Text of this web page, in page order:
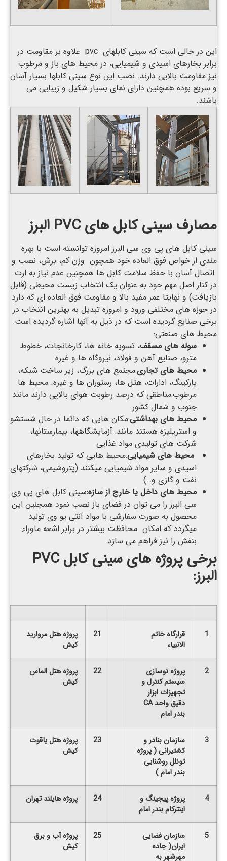
این در حالی است که سینی کابلهای pvc علاوه بر مقاومت در
برابر بخارهای اسیدی و شیمیایی، در محیط های باز و مرطوب
نیز مقاومت بالایی دارند. نصب این نوع سینی کابلها بسیار آسان
و سریع بوده همچنین دارای نمای بسیار شکیل و زیبایی می
باشند.
مصارف سینی کابل های PVC البرز
سینی کابل های پی وی سی البرز امروزه توانسته است با بهره
مندی از خواص فوق العاده خود همچون وزن کم، برش، نصب و
اتصال آسان با حفظ سلامت کابل ها همچنین عدم نیاز به ارت
در کنار اصل مهم خود به عنوان یک انتخاب زیست محیطی (قابل
بازیافت) و نهایتا عمر مفید بالا و مقاومت فوق العاده ای که دارد
در حوزه های مختلفی ورود و امروزه تبدیل به بهترین انتخاب در
برخی صنایع گردیده است که در ذیل به آنها اشاره گردیده است:
محیط های صنعتی:
سوله های مسقف، تسویه خانه ها، کارخانجات، خطوط
مترو، صنایع آهن و فولاد، نیروگاه ها و غیره.
محیط های تجاری:مجتمع های بزرگ، زیر ساخت شبکه،
پارکینگ، ادارات، هتل ها، رستوران ها و غیره. محیط ها
مرطوب:مناطقی که درصد رطوبت هوای بالایی دارند مانند
جنوب و شمال کشور
محیط های بهداشتی:مکان هایی که دائما در حال شستشو
و استریلیزه هستند مانند: آزمایشگاهها، بیمارستانها،
شرکت های تولیدی مواد غذایی
محیط های شیمیایی:محیط هایی که تولید بخارهای
اسیدی و سایر مواد شیمیایی میکنند (پتروشیمی، شرکتهای
نفت و گازی و…)
محیط های داخل یا خارج از سازه:سینی کابل های پی وی
سی البرز را می توان در فضای باز نصب نمود همچنین این
محصول به صورت سفارشی با مواد آنتی یو وی تولید
میگردد که امکان محافظت بیشتر در برابر اشعه ماوراء
بنفش را نیز فراهم می سازد.
برخی پروژه های سینی کابل PVC
البرز:
1
قرارگاه خاتم
الانبیاء
21
پروژه هتل مروارید
کیش
2
پروژه نوسازی
سیستم کنترل و
تجهیزات ابزار
دقیق واحدCA
بندر امام
22
پروژه هتل الماس
کیش
3
سازمان بنادر و
کشتیرانی ( پروژه
تونلل روشنایی
بندر امام )
23
پروژه هتل یاقوت
کیش
4
پروژه پیجینگ و
اینترکام بندر امام
24 پروژه هایلند تهران
5
سازمان فضایی
ایران( جاده
مهرشهر به
25
پروژه آب و برق
کیش